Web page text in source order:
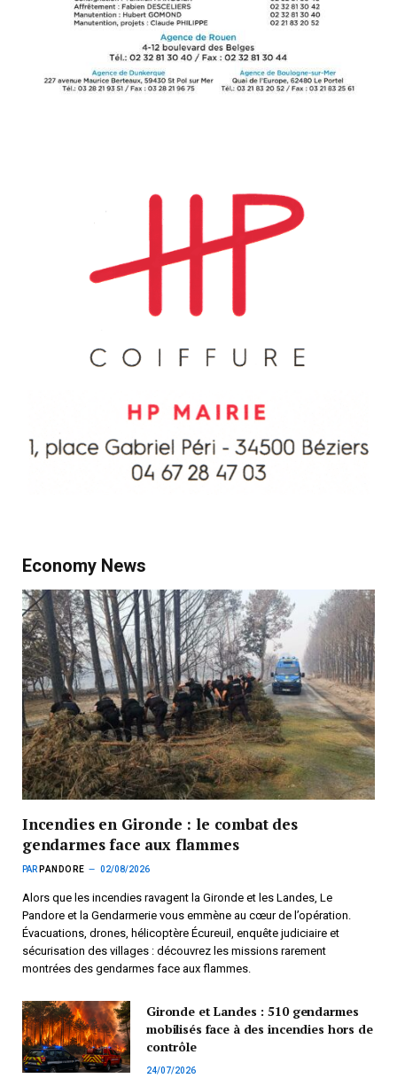
Economy News
Incendies en Gironde : le combat des
gendarmes face aux flammes
PAR PANDORE 02/08/2026
Alors que les incendies ravagent la Gironde et les Landes, Le
Pandore et la Gendarmerie vous emmène au cœur de l’opération.
Évacuations, drones, hélicoptère Écureuil, enquête judiciaire et
sécurisation des villages : découvrez les missions rarement
montrées des gendarmes face aux flammes.
Gironde et Landes : 510 gendarmes
mobilisés face à des incendies hors de
contrôle
24/07/2026